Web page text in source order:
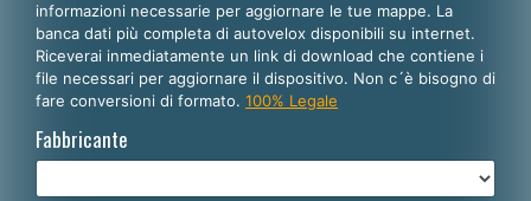
Italiano
English
Español
Português
informazioni necessarie per aggiornare le tue mappe. La
banca dati più completa di autovelox disponibili su internet.
Riceverai inmediatamente un link di download che contiene i
file necessari per aggiornare il dispositivo. Non c´è bisogno di
fare conversioni di formato. 100% Legale
Fabbricante